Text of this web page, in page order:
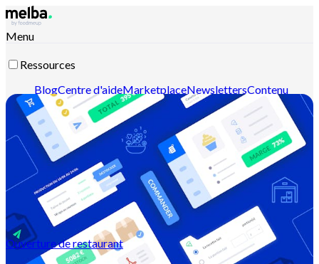
Menu
Ressources
BlogCentre d'aideMarketplaceNewslettersContenu
intelligentDocumentation APIDocumentation MCP
Contactez-nousDécouvrir melba
Ouverture de restaurant